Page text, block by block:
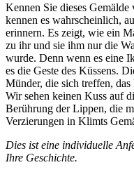
Kennen Sie dieses
kennen es wahrscheinlich,
erinnern. Es zeigt, wie ein
zu ihr und sie ihm nur die
wurde. Denn wenn es eine
es die Geste des Küssens.
Münder, die sich treffen, das
Wir sehen keinen Kuss auf
Berührung der Lippen, die
Verzierungen in Klimts
Dies ist eine individuelle
Ihre Geschichte.